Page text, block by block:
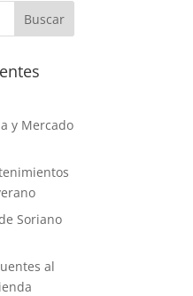
y Mercado
Soriano
al